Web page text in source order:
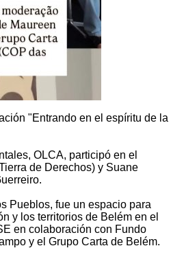
"Entrando en el espíritu de la
OLCA, participó en el
de Derechos) y Suane
Pueblos, fue un espacio para
y los territorios de Belém en el
en colaboración con Fundo
y el Grupo Carta de Belém.